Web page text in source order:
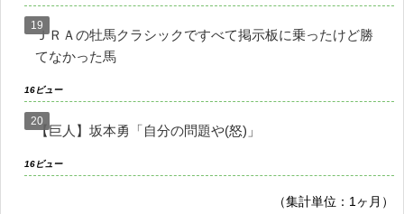
ＪＲＡの牡馬クラシックですべて掲示板に乗ったけど勝
てなかった馬
16ビュー
【巨人】坂本勇「自分の問題や(怒)」
16ビュー
（集計単位：1ヶ月）